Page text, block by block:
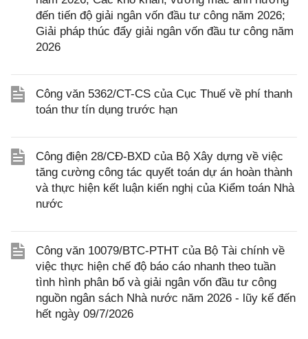
đến tiến độ giải ngân vốn đầu tư công năm 2026;
Giải pháp thúc đẩy giải ngân vốn đầu tư công năm
2026
Công văn 5362/CT-CS của Cục Thuế về phí thanh
toán thư tín dụng trước hạn
Công điện 28/CĐ-BXD của Bộ Xây dựng về việc
tăng cường công tác quyết toán dự án hoàn thành
và thực hiện kết luận kiến nghị của Kiểm toán Nhà
nước
Công văn 10079/BTC-PTHT của Bộ Tài chính về
việc thực hiện chế độ báo cáo nhanh theo tuần
tình hình phân bổ và giải ngân vốn đầu tư công
nguồn ngân sách Nhà nước năm 2026 - lũy kế đến
hết ngày 09/7/2026